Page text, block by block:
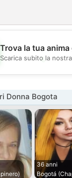
💖
Trova la tua anima
Scarica subito la
Donna Bogota
36 anni
Bogotá